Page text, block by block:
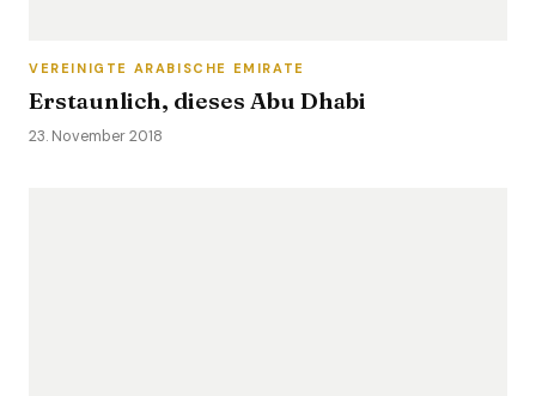
VEREINIGTE ARABISCHE EMIRATE
Erstaunlich, dieses Abu Dhabi
23. November 2018